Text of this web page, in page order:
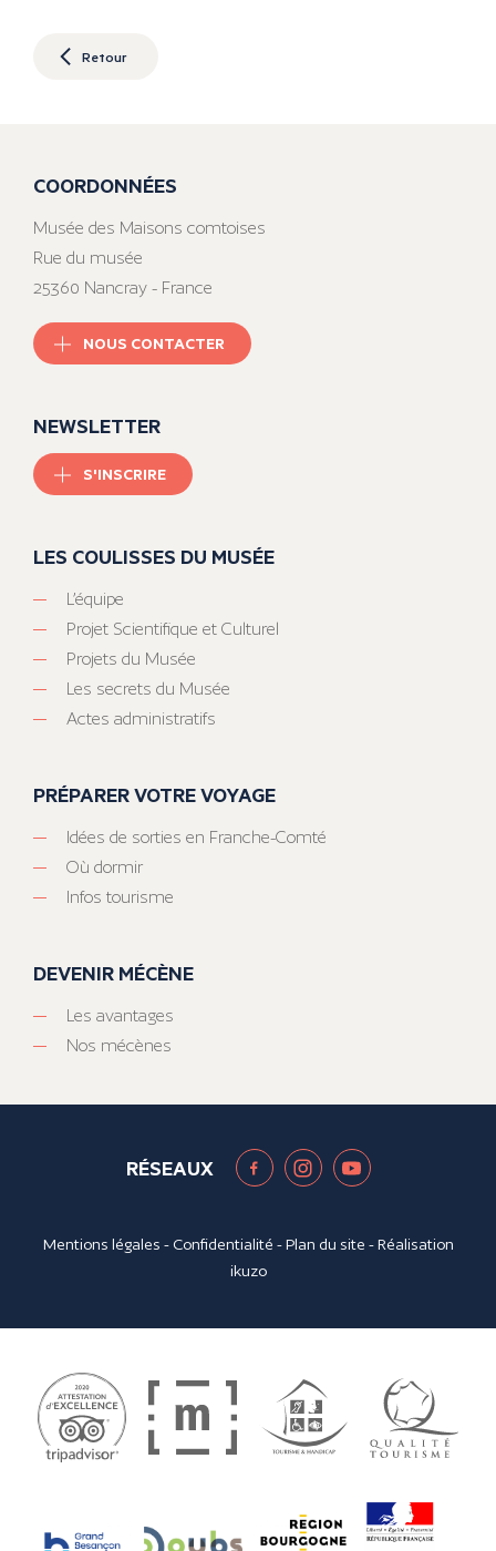
Retour
COORDONNÉES
Musée des Maisons comtoises
Rue du musée
25360 Nancray - France
NOUS CONTACTER
NEWSLETTER
S'INSCRIRE
LES COULISSES DU MUSÉE
L’équipe
Projet Scientifique et Culturel
Projets du Musée
Les secrets du Musée
Actes administratifs
PRÉPARER VOTRE VOYAGE
Idées de sorties en Franche-Comté
Où dormir
Infos tourisme
DEVENIR MÉCÈNE
Les avantages
Nos mécènes
RÉSEAUX
Mentions légales - Confidentialité -Plan du site - Réalisation
ikuzo